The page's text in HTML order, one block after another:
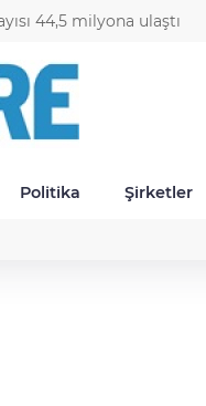
11:09 -
BGN
27,9743
0,0018
Politika Şirketler